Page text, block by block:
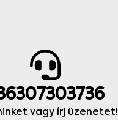
vagy írj üzenetet!